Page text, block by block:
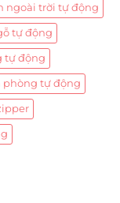
ngoài trời tự động
tự động
tự động
phòng tự động